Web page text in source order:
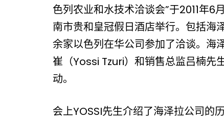
色列农业和水技术洽谈会”于2011年6
南市贵和皇冠假日酒店举行。包括海
余家以色列在华公司参加了洽谈。海
崔（Yossi Tzuri）和销售总监吕楠先
动。
会上YOSSI先生介绍了海泽拉公司的